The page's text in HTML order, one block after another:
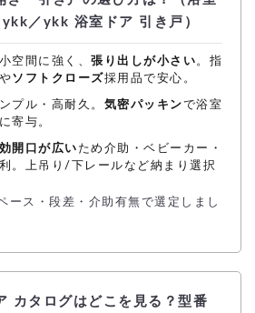
ykk／ykk 浴室ドア 引き戸）
空間に強く、 張り出しが小さい。指
ソフトクローズ採用品で安心。
プル・高耐久。 気密パッキンで浴室
寄与。
開口が広い ため介助・ベビーカー・
。上吊り/下レールなど納まり選択
ース・段差・介助有無で選定しまし